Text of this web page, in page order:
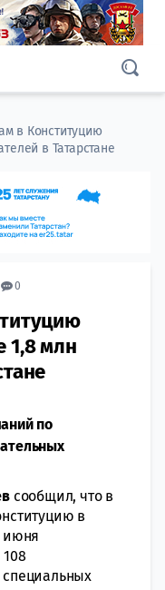
в Конституцию
в Татарстане
0
1,8 млн
по
сообщил, что в
в
июня